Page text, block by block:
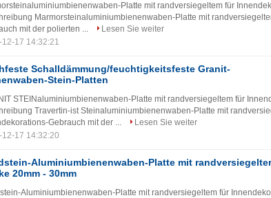
Platte mit randversiegeltem für
Marmorsteinaluminiumbienenwaben-Platte mit
mit der polierten ...
Lesen Sie weiter
17 14:32:21
Schalldämmung/feuchtigkeitsfeste Granit-
Stein-Platten
STEINaluminiumbienenwaben-Platte mit randversiegeltem für
Travertin-ist Steinaluminiumbienenwaben-Platte mit
Gebrauch mit der ...
Lesen Sie weiter
17 14:32:20
Aluminiumbienenwaben-Platte mit randversiegelter
20mm - 30mm
Aluminiumbienenwaben-Platte mit randversiegeltem für